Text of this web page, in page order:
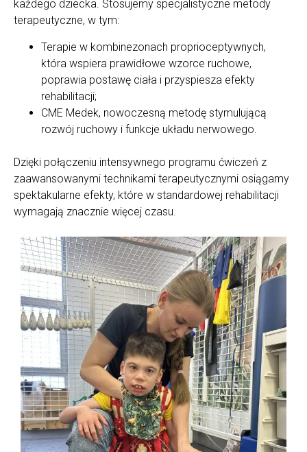
każdego dziecka. Stosujemy specjalistyczne metody
terapeutyczne, w tym:
Terapie w kombinezonach proprioceptywnych,
która wspiera prawidłowe wzorce ruchowe,
poprawia postawę ciała i przyspiesza efekty
rehabilitacji;
CME Medek, nowoczesną metodę stymulującą
rozwój ruchowy i funkcje układu nerwowego.
Dzięki połączeniu intensywnego programu ćwiczeń z
zaawansowanymi technikami terapeutycznymi osiągamy
spektakularne efekty, które w standardowej rehabilitacji
wymagają znacznie więcej czasu.